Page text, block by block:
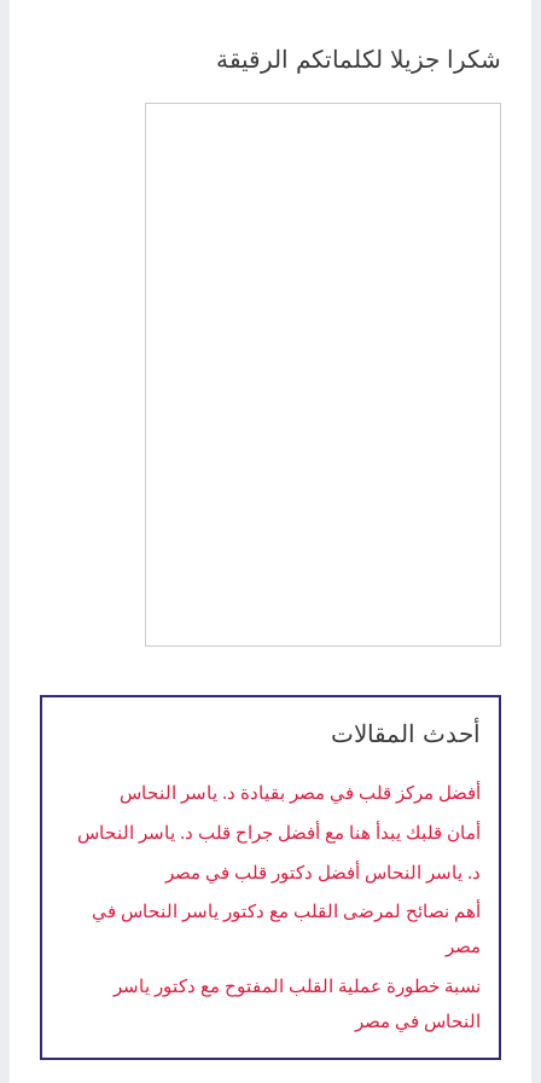
شكرا جزيلا لكلماتكم الرقيقة
أحدث المقالات
أفضل مركز قلب في مصر بقيادة د. ياسر النحاس
أمان قلبك يبدأ هنا مع أفضل جراح قلب د. ياسر النحاس
د. ياسر النحاس أفضل دكتور قلب في مصر
أهم نصائح لمرضى القلب مع دكتور ياسر النحاس في
مصر
نسبة خطورة عملية القلب المفتوح مع دكتور ياسر
النحاس في مصر